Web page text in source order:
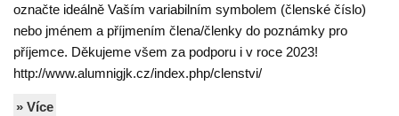
označte ideálně Vaším variabilním symbolem (členské číslo)
nebo jménem a příjmením člena/členky do poznámky pro
příjemce. Děkujeme všem za podporu i v roce 2023!
http://www.alumnigjk.cz/index.php/clenstvi/
» Více